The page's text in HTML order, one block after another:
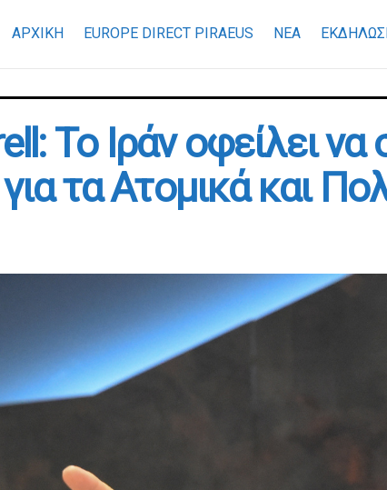
ΑΡΧΙΚΗ EUROPE DIRECT PIRAEUS ΝΕΑ
Το Ιράν οφείλει να
τα Ατομικά και